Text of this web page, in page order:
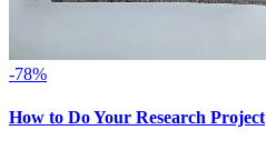
-78%
How to Do Your Research Project